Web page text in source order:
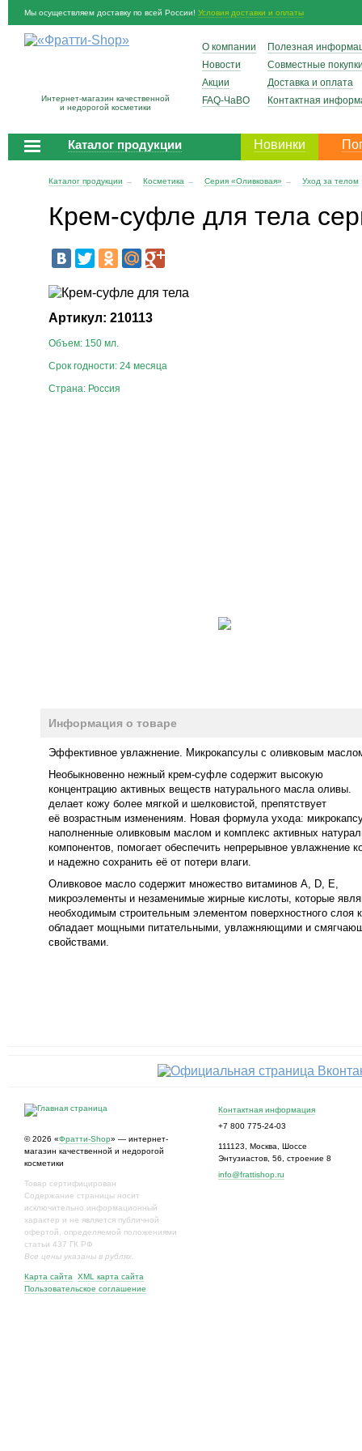
Мы осуществляем доставку по всей России! Условия доставки и оплаты
Интернет-магазин качественной
и недорогой косметики
О компании
Новости
Акции
FAQ-ЧаВО
Полезная
Совместные
Доставка и оплата
Контактная
Каталог продукции Новинки
Каталог продукции → Косметика → Серия «Оливковая» → Уход за телом
Крем-суфле для тела
Артикул: 210113
Объем: 150 мл.
Срок годности: 24 месяца
Страна: Россия
Информация о товаре
Эффективное увлажнение. Микрокапсулы с оливковым
Необыкновенно нежный крем-суфле содержит высокую
концентрацию активных веществ натурального масла оливы.
делает кожу более мягкой и шелковистой, препятствует
её возрастным изменениям. Новая формула ухода:
наполненные оливковым маслом и комплекс активных
компонентов, помогает обеспечить непрерывное увлажнение
и надежно сохранить её от потери влаги.
Оливковое масло содержит множество витаминов А, D, Е,
микроэлементы и незаменимые жирные кислоты, которые
необходимым строительным элементом поверхностного слоя
обладает мощными питательными, увлажняющими и
свойствами.
© 2026 «Фратти-Shop» — интернет-
магазин качественной и недорогой
косметики
Товар сертифицирован
Содержание страницы носит
исключительно информационный
характер и не является публичной
офертой, определяемой положениями
статьи 437 ГК РФ
Все цены указаны в рублях.
Карта сайта
XML карта сайта
Пользовательское соглашение
Контактная информация
+7 800 775-24-03
111123 Москва
Шоссе
Энтузиастов, 56, строение 8
info@frattishop.ru